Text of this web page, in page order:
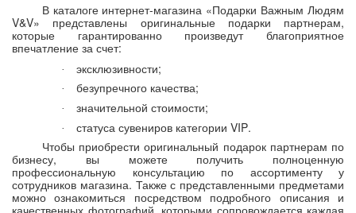
В каталоге интернет-магазина «Подарки Важным Людям
V&V» представлены оригинальные подарки партнерам,
которые гарантированно произведут благоприятное
впечатление за счет:
· эксклюзивности;
· безупречного качества;
· значительной стоимости;
· статуса сувениров категории VIP.
Чтобы приобрести оригинальный подарок партнерам по
бизнесу, вы можете получить полноценную
профессиональную консультацию по ассортименту у
сотрудников магазина. Также с представленными предметами
можно ознакомиться посредством подробного описания и